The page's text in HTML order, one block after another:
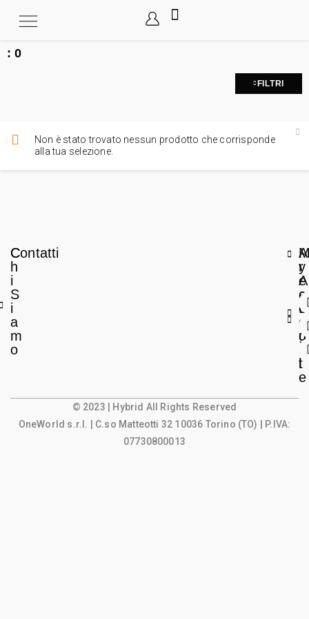
:0
FILTRI
Non è stato trovato nessun prodotto che corrisponde
alla tua selezione.
C
h
i
S
i
a
m
o
Contatti
A
r
e
a
L
e
g
l
e
y
A
c
c
o
u
t
© 2023 | Hybrid All Rights Reserved
OneWorld s.r.l.
| C.so Matteotti 32 10036 Torino (TO) | P.IVA:
07730800013